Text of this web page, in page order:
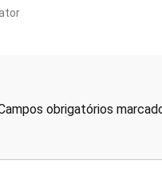
obrigatórios